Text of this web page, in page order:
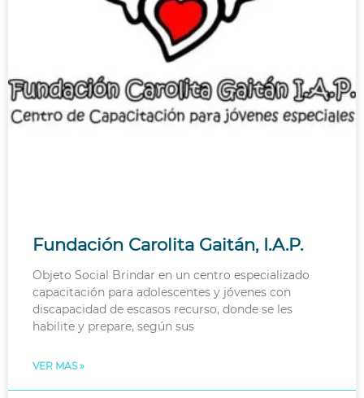
Fundación Carolita Gaitán, I.A.P.
Objeto Social Brindar en un centro especializado
capacitación para adolescentes y jóvenes con
discapacidad de escasos recurso, donde se les
habilite y prepare, según sus
VER MAS »